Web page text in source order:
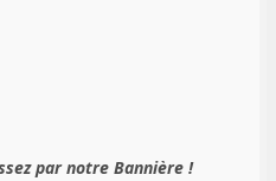
par notre Bannière !